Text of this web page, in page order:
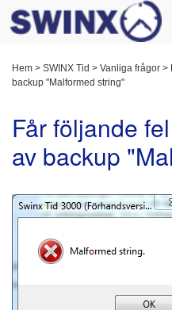
Hem > SWINX Tid > Vanliga frågor >
backup "Malformed string"
Får följande
av backup